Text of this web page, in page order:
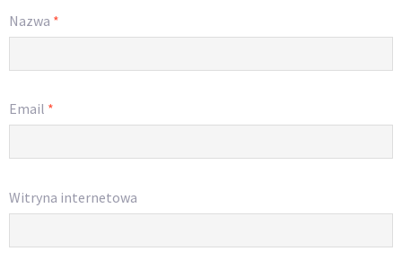
Nazwa *
Email *
Witryna internetowa